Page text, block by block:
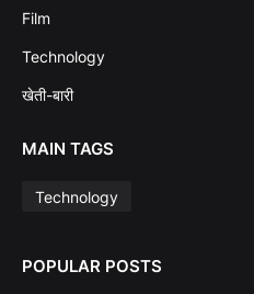
Film
Technology
खेती-बारी
MAIN TAGS
Technology
POPULAR POSTS